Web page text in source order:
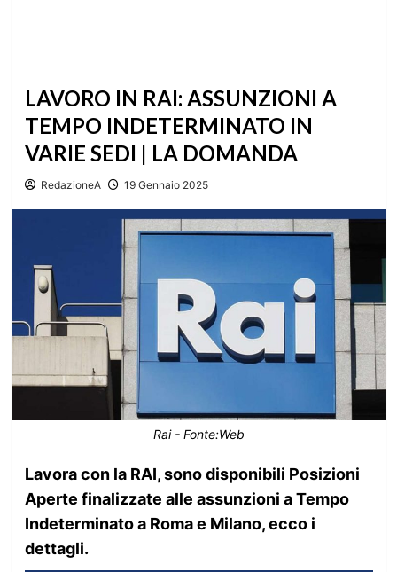
LAVORO IN RAI: ASSUNZIONI A
TEMPO INDETERMINATO IN
VARIE SEDI | LA DOMANDA
RedazioneA 19 Gennaio 2025
Rai - Fonte:Web
Lavora con la RAI, sono disponibili Posizioni
Aperte finalizzate alle assunzioni a Tempo
Indeterminato a Roma e Milano, ecco i
dettagli.